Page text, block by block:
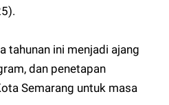
tahunan ini menjadi ajang
dan penetapan
Semarang untuk masa